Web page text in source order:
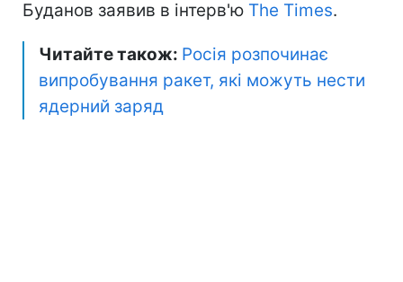
Буданов заявив в інтерв'ю The Times.
Читайте також: Росія розпочинає
випробування ракет, які можуть нести
ядерний заряд